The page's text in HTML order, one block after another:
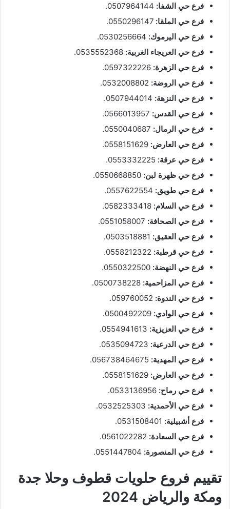
فرع حي الشفا: 0507964144.
فرع حي الملقا: 0550296147.
فرع حي اليرموك: 0530256664.
فرع حي العريجاء الغربية: 0535552368.
فرع حي الزهرة: 0597322226.
فرع حي الروضة: 0532008802.
فرع حي النزهة: 0507944014.
فرع حي القدس: 0566013957.
فرع حي الرمال: 0550040687.
فرع حي العارض: 0558151629.
فرع حي عرقة: 0553332225.
فرع حي ظهرة لبن: 0550668850.
فرع حي طويق: 0557622554.
فرع حي السلام: 0582333418.
فرع حي الصحافة: 0551058007.
فرع حي العقيق: 0503518881.
فرع حي قرطبة: 0558212322.
فرع حي النهضة: 0550322500.
فرع حي المزاحمية: 0500738228.
فرع حي الندوة: 059760052.
فرع حي الوادي: 0500492209.
فرع حي العزيزية: 0554941613.
فرع حي الدرعية: 0535094723.
فرع حي المهدية: 056738464675.
فرع حي العارض: 0558151629.
فرع حي رماح: 0533136956.
فرع حي الأحمدية: 0532525303.
فرع أشبيلية: 0531508401.
فرع حي السعادة: 0561022282.
فرع حي المنصورة: 0551447804.
تقييم فروع حلويات قطوف وحلا جدة
ومكة والرياض 2024